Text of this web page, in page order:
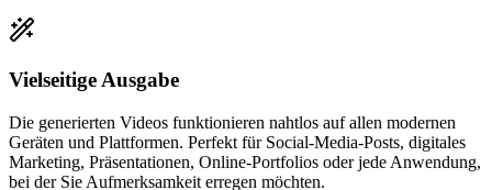
Vielseitige Ausgabe
Die generierten Videos funktionieren nahtlos auf allen modernen
Geräten und Plattformen. Perfekt für Social-Media-Posts, digitales
Marketing, Präsentationen, Online-Portfolios oder jede Anwendung,
bei der Sie Aufmerksamkeit erregen möchten.